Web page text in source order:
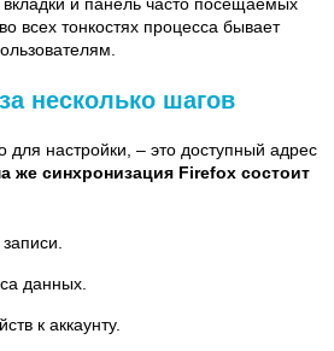
всех тонкостях процесса бывает
несколько шагов
для настройки, – это доступный адрес
же синхронизация Firefox состоит
данных.
к аккаунту.